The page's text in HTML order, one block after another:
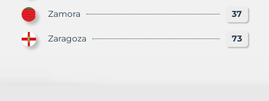
Zamora 37
Zaragoza 73